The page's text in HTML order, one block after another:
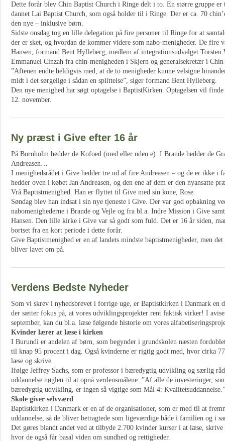
Dette forår blev Chin Baptist Church i Ringe delt i to. En større gruppe er
dannet Lai Baptist Church, som også holder til i Ringe. Der er ca. 70
den nye – inklusive børn.
Sidste onsdag tog en lille delegation på fire personer til Ringe for at
der er sket, og hvordan de kommer videre som nabo-menigheder. De fire
Hansen, formand Bent Hylleberg, medlem af integrationsudvalget Torsten
Emmanuel Cinzah fra chin-menigheden i Skjern og generalsekretær i
”Aftenen endte heldigvis med, at de to menigheder kunne velsigne
midt i det sørgelige i sådan en splittelse”, siger formand Bent Hylleberg.
Den nye menighed har søgt optagelse i BaptistKirken. Optagelsen vil
12. november.
Ny præst i Give efter 16 år
På Bornholm hedder de Kofoed (med eller uden e). I Brande hedder de
Andreasen…
I menighedsrådet i Give hedder tre ud af fire Andreasen – og de er ikke i
hedder oven i købet Jan Andreasen, og den ene af dem er den nyansatte
Vrå Baptistmenighed. Han er flyttet til Give med sin kone, Rose.
Søndag blev han indsat i sin nye tjeneste i Give. Der var god opbakning
nabomenighederne i Brande og Vejle og fra bl.a. Indre Mission i Give
Hansen. Den lille kirke i Give var så godt som fuld. Det er 16 år siden,
bortset fra en kort periode i dette forår.
Give Baptistmenighed er en af landets mindste baptistmenigheder, men
bliver lavet om på.
Verdens Bedste Nyheder
Som vi skrev i nyhedsbrevet i forrige uge, er Baptistkirken i Danmark en
der sætter fokus på, at vores udviklingsprojekter rent faktisk virker! I
september, kan du bl.a. læse følgende historie om vores
Kvinder lærer at læse i kirken
I Burundi er andelen af børn, som begynder i grundskolen næsten
til knap 95 procent i dag. Også kvinderne er rigtig godt med, hvor cirka
læse og skrive.
Ifølge Jeffrey Sachs, som er professor i bæredygtig udvikling og særlig
uddannelse nøglen til at opnå verdensmålene. ”Af alle de investeringer,
bæredygtig udvikling, er ingen så vigtige som Mål 4: Kvalitetsuddannelse.”
Skole giver selvværd
Baptistkirken i Danmark er en af de organisationer, som er med til at
uddannelse, så de bliver betragtede som ligeværdige både i familien og i
Det gøres blandt andet ved at tilbyde 2.700 kvinder kurser i at læse,
hvor de også får basal viden om sundhed og rettigheder.